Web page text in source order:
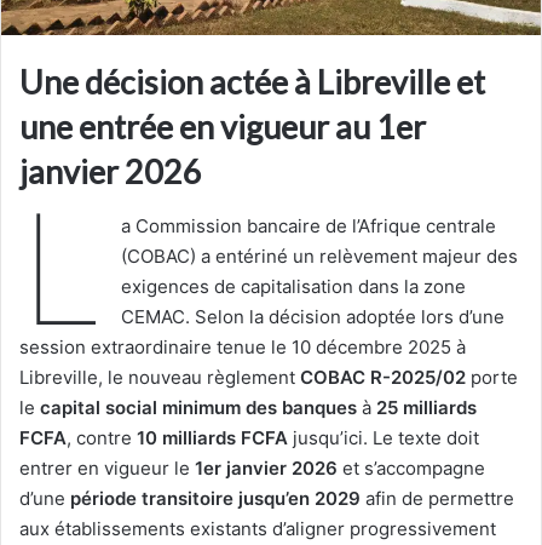
Une décision actée à Libreville et
une entrée en vigueur au 1er
janvier 2026
L
a Commission bancaire de l’Afrique centrale
(COBAC) a entériné un relèvement majeur des
exigences de capitalisation dans la zone
CEMAC. Selon la décision adoptée lors d’une
session extraordinaire tenue le 10 décembre 2025 à
Libreville, le nouveau règlement COBAC R-2025/02 porte
le capital social minimum des banques à 25 milliards
FCFA, contre 10 milliards FCFA jusqu’ici. Le texte doit
entrer en vigueur le 1er janvier 2026 et s’accompagne
d’une période transitoire jusqu’en 2029 afin de permettre
aux établissements existants d’aligner progressivement